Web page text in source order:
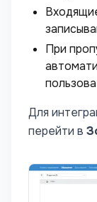
При
Для
перейти в